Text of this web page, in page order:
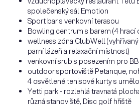
společenský sál Emotion
Sport bar s venkovní terasou
Bowling centrum s barem (4 hrací
wellness zóna ClubWell (vyhřívaný
parní lázeň a relaxační místnost)
venkovní srub s posezením pro
outdoor sportoviště Petanque,
4 osvětlené tenisové kurty s
Yetti park - rozlehlá travnatá
různá stanoviště, Disc golf hřiště